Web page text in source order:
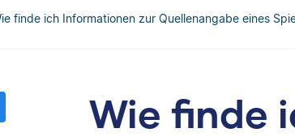
finde ich Informationen zur Quellenangabe eines
Wie finde